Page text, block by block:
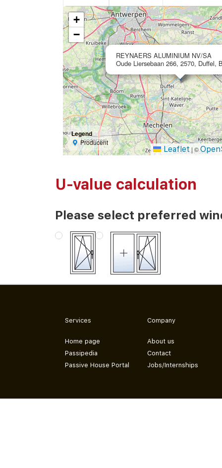
REYNAERS ALUMINIUM NV/SA
Oude Liersebaan 266, 2570, Duffel,
+
−
Legend
Producent
Leaflet | ©
U-value calculation
Please select preferred
Services
Home page
Passipedia
Passive House Portal
Company
About us
Contact
Jobs/Internships